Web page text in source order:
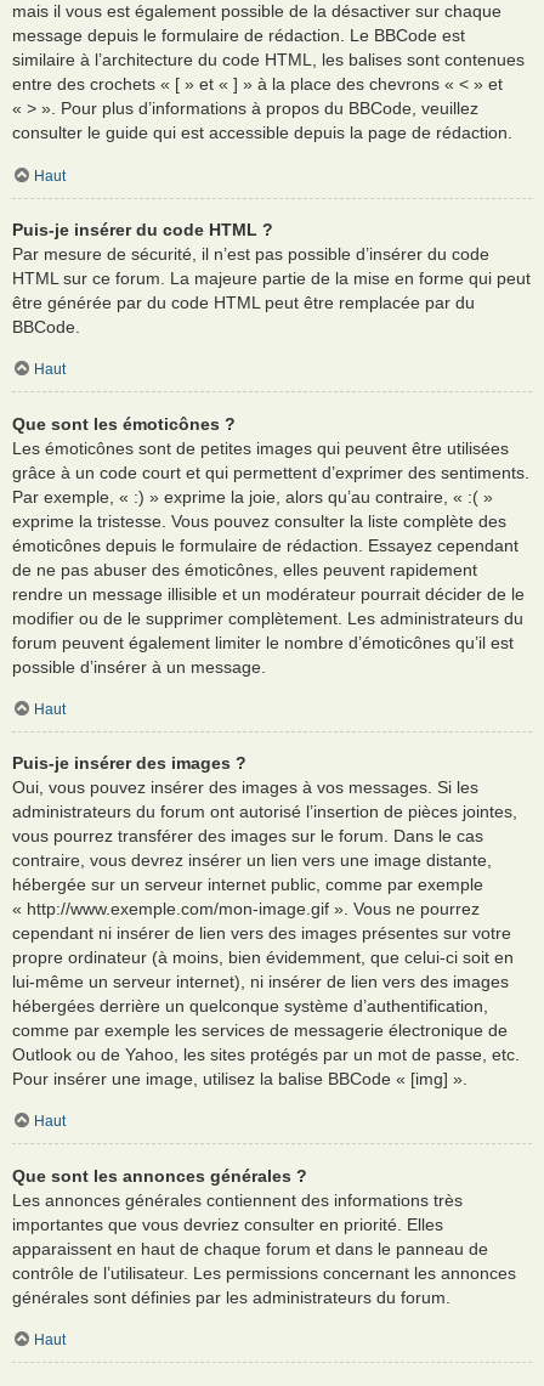
mais il vous est également possible de la désactiver sur chaque
message depuis le formulaire de rédaction. Le BBCode est
similaire à l’architecture du code HTML, les balises sont contenues
entre des crochets « [ » et « ] » à la place des chevrons « < » et
« > ». Pour plus d’informations à propos du BBCode, veuillez
consulter le guide qui est accessible depuis la page de rédaction.
Haut
Puis-je insérer du code HTML ?
Par mesure de sécurité, il n’est pas possible d’insérer du code
HTML sur ce forum. La majeure partie de la mise en forme qui peut
être générée par du code HTML peut être remplacée par du
BBCode.
Haut
Que sont les émoticônes ?
Les émoticônes sont de petites images qui peuvent être utilisées
grâce à un code court et qui permettent d’exprimer des sentiments.
Par exemple, « :) » exprime la joie, alors qu’au contraire, « :( »
exprime la tristesse. Vous pouvez consulter la liste complète des
émoticônes depuis le formulaire de rédaction. Essayez cependant
de ne pas abuser des émoticônes, elles peuvent rapidement
rendre un message illisible et un modérateur pourrait décider de le
modifier ou de le supprimer complètement. Les administrateurs du
forum peuvent également limiter le nombre d’émoticônes qu’il est
possible d’insérer à un message.
Haut
Puis-je insérer des images ?
Oui, vous pouvez insérer des images à vos messages. Si les
administrateurs du forum ont autorisé l’insertion de pièces jointes,
vous pourrez transférer des images sur le forum. Dans le cas
contraire, vous devrez insérer un lien vers une image distante,
hébergée sur un serveur internet public, comme par exemple
« http://www.exemple.com/mon-image.gif ». Vous ne pourrez
cependant ni insérer de lien vers des images présentes sur votre
propre ordinateur (à moins, bien évidemment, que celui-ci soit en
lui-même un serveur internet), ni insérer de lien vers des images
hébergées derrière un quelconque système d’authentification,
comme par exemple les services de messagerie électronique de
Outlook ou de Yahoo, les sites protégés par un mot de passe, etc.
Pour insérer une image, utilisez la balise BBCode « [img] ».
Haut
Que sont les annonces générales ?
Les annonces générales contiennent des informations très
importantes que vous devriez consulter en priorité. Elles
apparaissent en haut de chaque forum et dans le panneau de
contrôle de l’utilisateur. Les permissions concernant les annonces
générales sont définies par les administrateurs du forum.
Haut